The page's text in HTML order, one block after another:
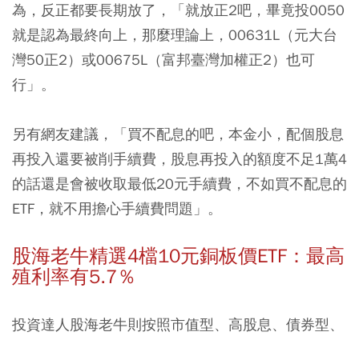
為，反正都要長期放了，「就放正2吧，畢竟投0050
就是認為最終向上，那麼理論上，00631L（元大台
灣50正2）或00675L（富邦臺灣加權正2）也可
行」。
另有網友建議，「買不配息的吧，本金小，配個股息
再投入還要被削手續費，股息再投入的額度不足1萬4
的話還是會被收取最低20元手續費，不如買不配息的
ETF，就不用擔心手續費問題」。
股海老牛精選4檔10元銅板價ETF：最高
殖利率有5.7％
投資達人股海老牛則按照市值型、高股息、債券型、